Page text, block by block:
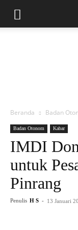
Beranda Badan
Badan Otonom Kabar
IMDI
untuk
Pinrang
Penulis H S - 13 Januari